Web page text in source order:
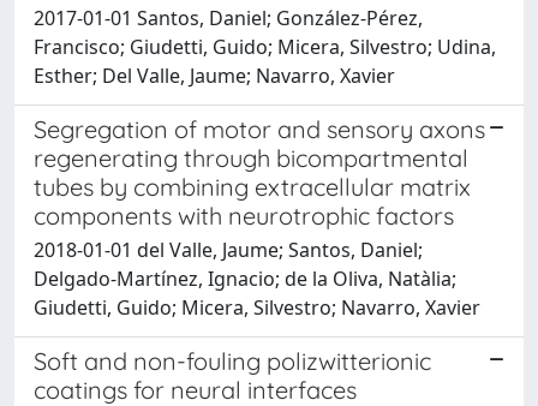
2017-01-01 Santos, Daniel; González-Pérez,
Francisco; Giudetti, Guido; Micera, Silvestro; Udina,
Esther; Del Valle, Jaume; Navarro, Xavier
Segregation of motor and sensory axons
regenerating through bicompartmental
tubes by combining extracellular matrix
components with neurotrophic factors
2018-01-01 del Valle, Jaume; Santos, Daniel;
Delgado-Martínez, Ignacio; de la Oliva, Natàlia;
Giudetti, Guido; Micera, Silvestro; Navarro, Xavier
Soft and non-fouling polizwitterionic
coatings for neural interfaces